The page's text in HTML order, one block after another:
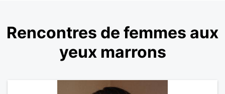
Rencontres de femmes aux
yeux marrons